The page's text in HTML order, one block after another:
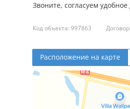
Звоните, согласуем
Код объекта: 997863
Расположение на карте